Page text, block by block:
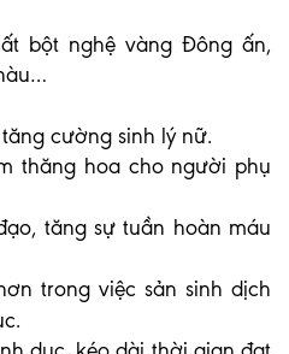
bột nghệ vàng Đông ấn,
cường sinh lý nữ.
thăng hoa cho người phụ
tăng sự tuần hoàn máu
trong việc sản sinh dịch